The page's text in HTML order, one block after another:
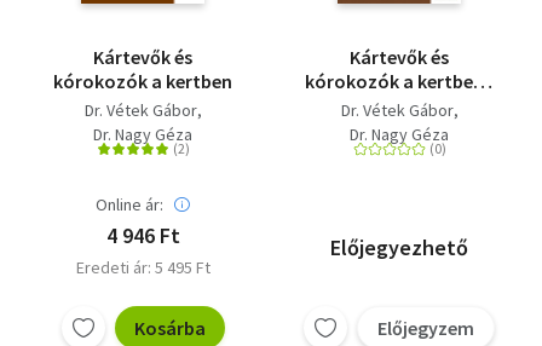
Kártevők és
kórokozók a kertben
Dr. Vétek Gábor
Dr. Nagy Géza
Online ár:
4 946 Ft
Eredeti ár: 5 495 Ft
Kosárba
Kártevők és
kórokozók a kertben -
Károsítók
azonosítása és a
védekezés lehetőségei
Dr. Vétek Gábor
Dr. Nagy Géza
Előjegyezhető
Előjegyzem